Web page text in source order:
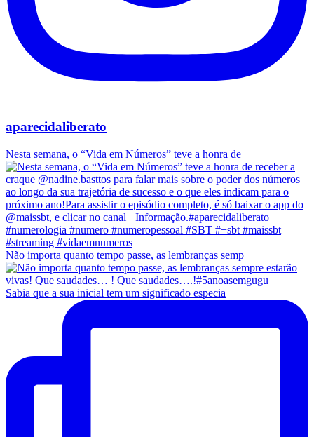
aparecidaliberato
Nesta semana, o “Vida em Números” teve a honra de
Não importa quanto tempo passe, as lembranças semp
Sabia que a sua inicial tem um significado especia